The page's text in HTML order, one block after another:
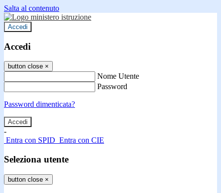
Salta al contenuto
Accedi
Accedi
button close ×
Nome Utente
Password
Password dimenticata?
-
Entra con SPID Entra con CIE
Seleziona utente
button close ×